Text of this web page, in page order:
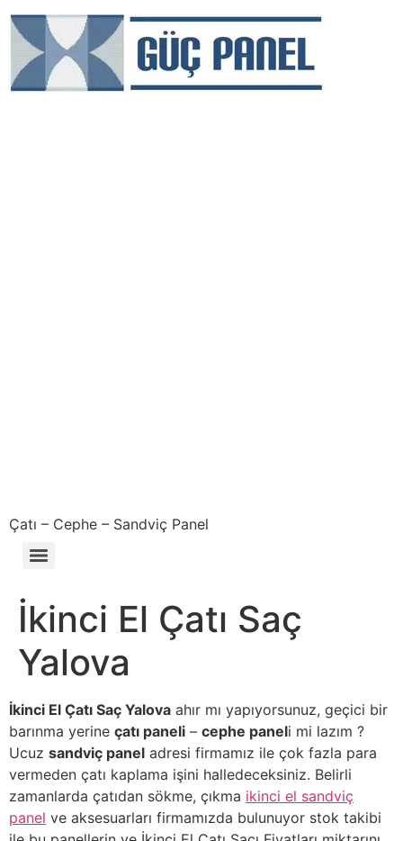
Çatı – Cephe – Sandviç Panel
İkinci El Çatı Saç
Yalova
İkinci El Çatı Saç Yalova ahır mı yapıyorsunuz, geçici bir
barınma yerine çatı paneli – cephe paneli mi lazım ?
Ucuz sandviç panel adresi firmamız ile çok fazla para
vermeden çatı kaplama işini halledeceksiniz. Belirli
zamanlarda çatıdan sökme, çıkma ikinci el sandviç
panel ve aksesuarları firmamızda bulunuyor stok takibi